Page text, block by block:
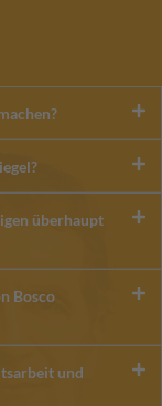
überhaupt
Bosco
und